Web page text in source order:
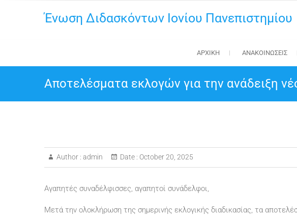
Ένωση Διδασκόντων Ιονίου Πανεπιστημίου
ΑΡΧΙΚΗ ΑΝΑΚΟΙΝΩΣΕΙΣ
Αποτελέσματα εκλογών για την ανάδειξη
Author : admin Date : October 20, 2025
Αγαπητές συναδέλφισσες, αγαπητοί συνάδελφοι,
Μετά την ολοκλήρωση της σημερινής εκλογικής διαδικασίας, τα